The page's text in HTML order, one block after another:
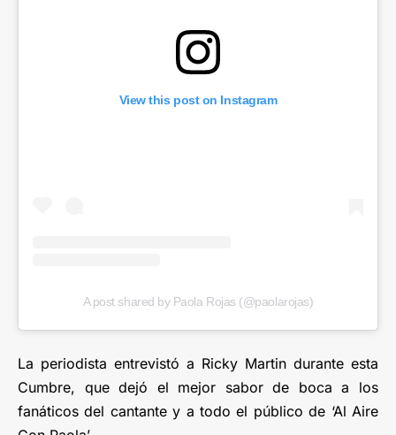
View this post on Instagram
A post shared by Paola Rojas (@paolarojas)
La periodista entrevistó a Ricky Martin durante esta
Cumbre, que dejó el mejor sabor de boca a los
fanáticos del cantante y a todo el público de ‘Al Aire